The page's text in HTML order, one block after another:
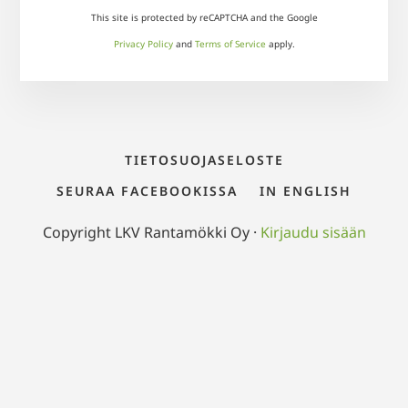
This site is protected by reCAPTCHA and the Google
Privacy Policyand Terms of Service apply.
TIETOSUOJASELOSTE
SEURAA FACEBOOKISSA
IN ENGLISH
Copyright LKV Rantamökki Oy · Kirjaudu sisään